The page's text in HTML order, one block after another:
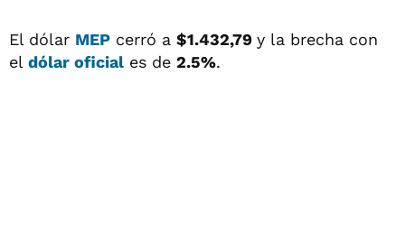
El dólar MEP cerró a $1.432,79 y la brecha con
el dólar oficial es de 2.5%.